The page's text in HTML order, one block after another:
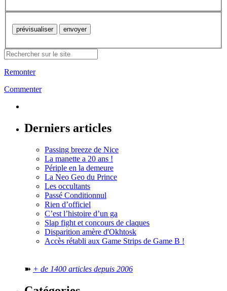
Remonter
Commenter
Derniers articles
Passing breeze de Nice
La manette a 20 ans !
Périple en la demeure
La Neo Geo du Prince
Les occultants
Passé Conditionnul
Rien d’officiel
C’est l’histoire d’un ga
Slap fight et concours de claques
Disparition amère d'Okhtosk
Accès rétabli aux Game Strips de Game B !
➽ + de 1400 articles depuis 2006